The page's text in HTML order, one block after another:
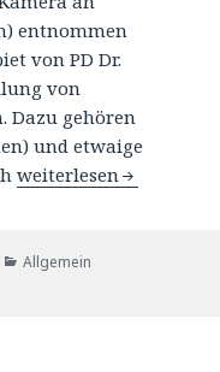
entnommen
von PD Dr.
von
Dazu gehören
und etwaige
PD Dr. med. Ralf A.
weiterlesen
Katgeorien
Allgemein